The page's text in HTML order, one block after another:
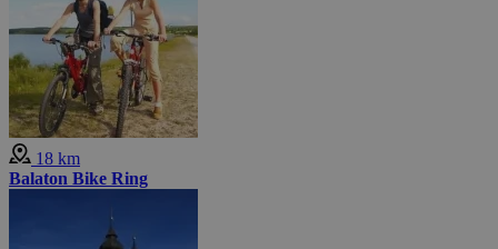
18 km
Balaton Bike Ring